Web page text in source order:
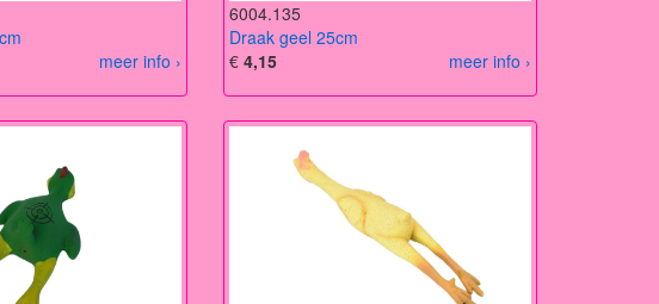
meer info ›
6004.135
Draak geel 25cm
meer info ›
€4,15